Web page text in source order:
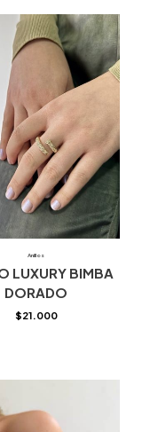
Anillos
LUXURY BIMBA
DORADO
$21.000